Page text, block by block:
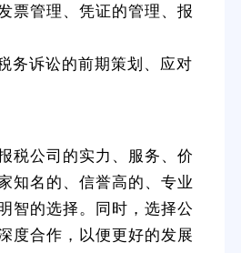
票管理、凭证的管理、报
务诉讼的前期策划、应对
税公司的实力、服务、价
知名的、信誉高的、专业
智的选择。同时，选择公
度合作，以便更好的发展